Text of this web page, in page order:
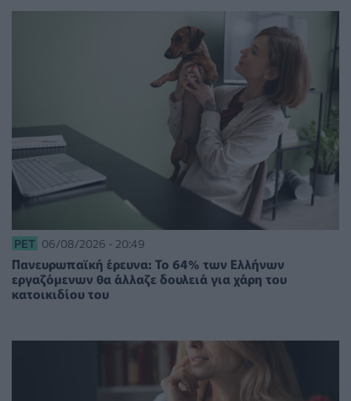
PET 06/08/2026 - 20:49
Πανευρωπαϊκή έρευνα: Το 64% των Ελλήνων
εργαζόμενων θα άλλαζε δουλειά για χάρη του
κατοικιδίου του